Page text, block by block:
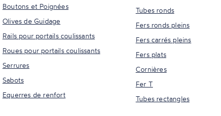
Boutons et Poignées
Olives de Guidage
Rails pour portails coulissants
Roues pour portails coulissants
Serrures
Sabots
Equerres de renfort
Tubes ronds
Fers ronds pleins
Fers carrés pleins
Fers plats
Cornières
Fer T
Tubes rectangles